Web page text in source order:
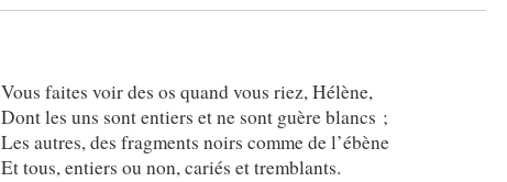
Vous faites voir des os quand vous riez, Hélène,
Dont les uns sont entiers et ne sont guère blancs ;
Les autres, des fragments noirs comme de l’ébène
Et tous, entiers ou non, cariés et tremblants.